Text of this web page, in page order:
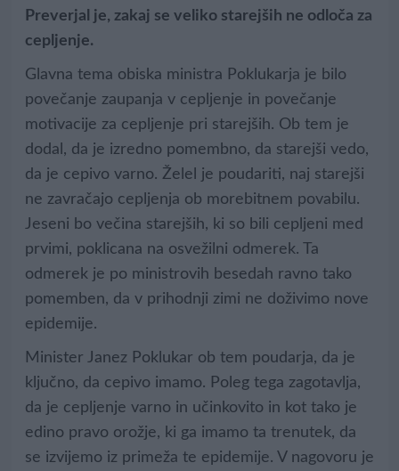
Preverjal je, zakaj se veliko starejših ne odloča za
cepljenje.
Glavna tema obiska ministra Poklukarja je bilo
povečanje zaupanja v cepljenje in povečanje
motivacije za cepljenje pri starejših. Ob tem je
dodal, da je izredno pomembno, da starejši vedo,
da je cepivo varno. Želel je poudariti, naj starejši
ne zavračajo cepljenja ob morebitnem povabilu.
Jeseni bo večina starejših, ki so bili cepljeni med
prvimi, poklicana na osvežilni odmerek. Ta
odmerek je po ministrovih besedah ravno tako
pomemben, da v prihodnji zimi ne doživimo nove
epidemije.
Minister Janez Poklukar ob tem poudarja, da je
ključno, da cepivo imamo. Poleg tega zagotavlja,
da je cepljenje varno in učinkovito in kot tako je
edino pravo orožje, ki ga imamo ta trenutek, da
se izvijemo iz primeža te epidemije. V nagovoru je